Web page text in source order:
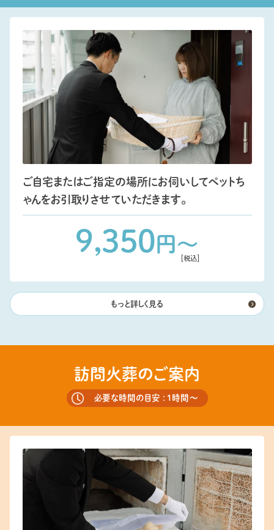
ご自宅またはご指定の場所にお伺いしてペットち
ゃんをお引取りさせていただきます。
9,350円〜
[税込]
もっと詳しく見る
訪問火葬のご案内
必要な時間の目安 : 1時間〜